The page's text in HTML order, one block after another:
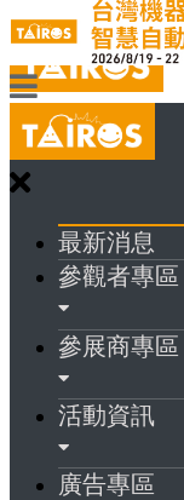
最新消息
參觀者專區
參展商專區
活動資訊
廣告專區